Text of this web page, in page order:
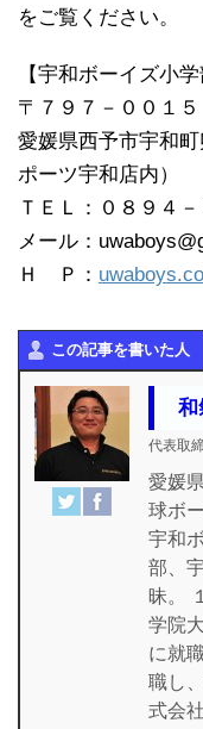
をご覧ください。
【宇和ボーイズ小学
〒７９７－００１５
愛媛県西予市宇和
ポーツ宇和店内）
ＴＥＬ：０８９４
メール：
Ｈ Ｐ：
この記事を書いた人
和
代表取
愛媛
球ボ
宇和
部、
昧。
学院
に就
職し
式会